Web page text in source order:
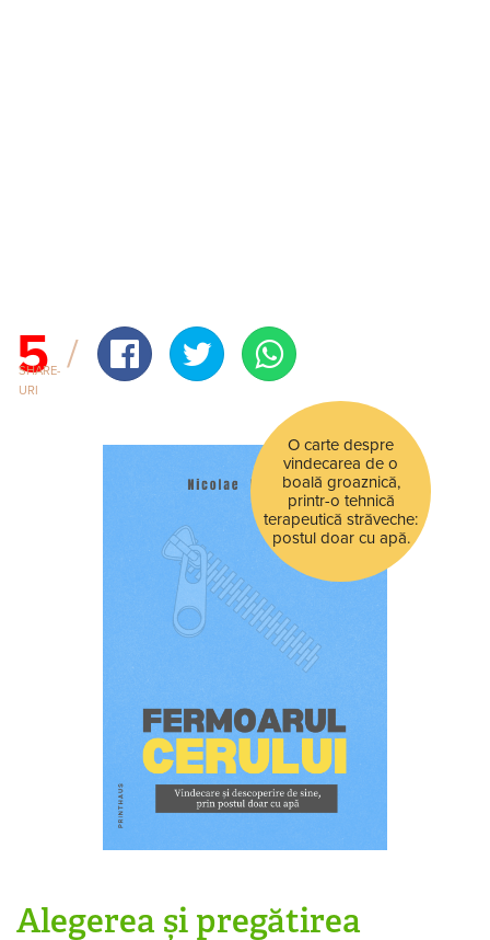
5
SHARE-
URI
O carte despre
vindecarea de o
boală groaznică,
printr-o tehnică
terapeutică străveche:
postul doar cu apă.
Alegerea și pregătirea